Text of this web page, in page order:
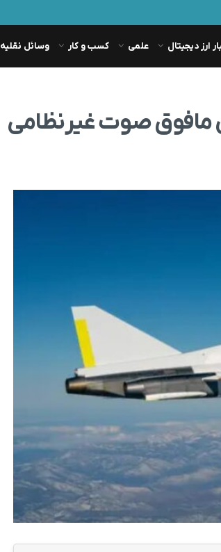
ارز دیجیتال علمی کسب و کار وسائل نقلیه